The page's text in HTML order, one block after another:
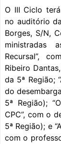
O III Ciclo
no auditório
Borges, S/N,
ministradas
Recursal”,
Ribeiro
da 5ª Região;
do
5ª Região);
CPC”, com o
5ª Região); e
com o